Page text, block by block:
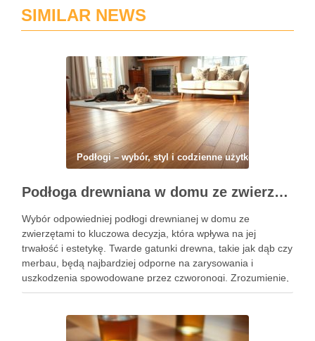
SIMILAR NEWS
Podłogi – wybór, styl i codzienne użytkowanie
Podłoga drewniana w domu ze zwierzętami: jak wybrać, zabezpieczyć i pielęgnować na co dzień
Wybór odpowiedniej podłogi drewnianej w domu ze
zwierzętami to kluczowa decyzja, która wpływa na jej
trwałość i estetykę. Twarde gatunki drewna, takie jak dąb czy
merbau, będą najbardziej odporne na zarysowania i
uszkodzenia spowodowane przez czworonogi. Zrozumienie,
jakie metody zabezpieczeń i pielęgnacji są skuteczne,